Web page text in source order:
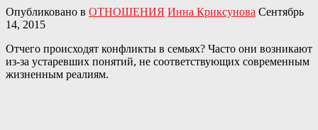
Опубликовано в ОТНОШЕНИЯ Инна Криксунова Сентябрь
14, 2015
Отчего происходят конфликты в семьях? Часто они возникают
из-за устаревших понятий, не соответствующих современным
жизненным реалиям.